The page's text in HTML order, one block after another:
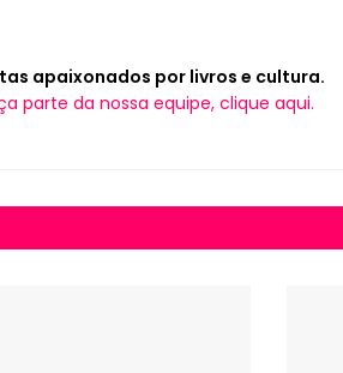
apaixonados por livros e cultura.
parte da nossa equipe, clique aqui.